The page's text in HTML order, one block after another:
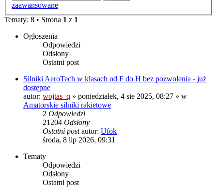
zaawansowane
Tematy: 8 • Strona 1 z 1
Ogłoszenia
Odpowiedzi
Odsłony
Ostatni post
Silniki AeroTech w klasach od F do H bez pozwolenia - już
dostępne
autor: wojtas_q » poniedziałek, 4 sie 2025, 08:27 » w
Amatorskie silniki rakietowe
2 Odpowiedzi
21204 Odsłony
Ostatni postautor: Ufok
środa, 8 lip 2026, 09:31
Tematy
Odpowiedzi
Odsłony
Ostatni post